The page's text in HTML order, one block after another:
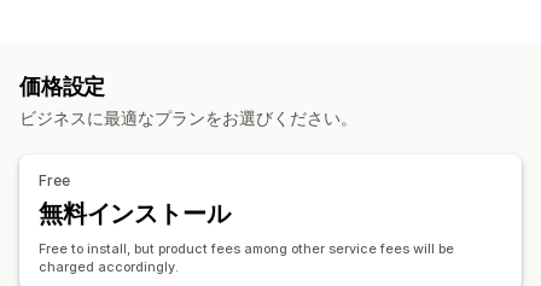
ビジネス・事務用品
アメリカ合衆国
モックアップジェネレーター
カスタムテンプレート
バッグ ブランケット
ホリデーギフト
ペット用品
配送オプション
価格設定
ビジネスに最適なプランをお選びください。
Free
無料インストール
Free to install, but product fees among other service fees will be
charged accordingly.